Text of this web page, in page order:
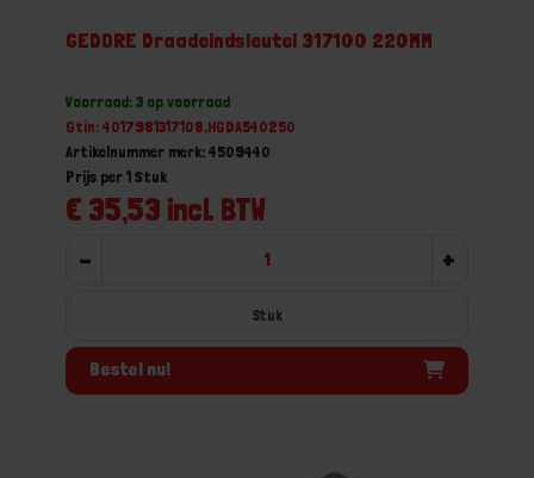
GEDORE Draadeindsleutel 317100 220MM
Voorraad: 3 op voorraad
Gtin: 4017981317108,HGDA540250
Artikelnummer merk: 4509440
€ 35,53 incl. BTW
Prijs per 1 Stuk
- +
Stuk
Bestel nu!